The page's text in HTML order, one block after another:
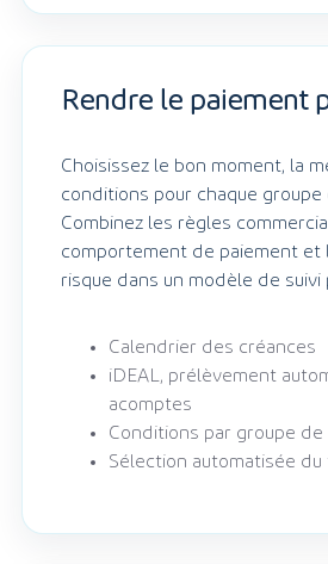
Rendre le paiement
Choisissez le bon moment, la
conditions pour chaque groupe
Combinez les règles
comportement de paiement et
risque dans un modèle de suivi
Calendrier des créances
iDEAL, prélèvement
acomptes
Conditions par groupe de
Sélection automatisée